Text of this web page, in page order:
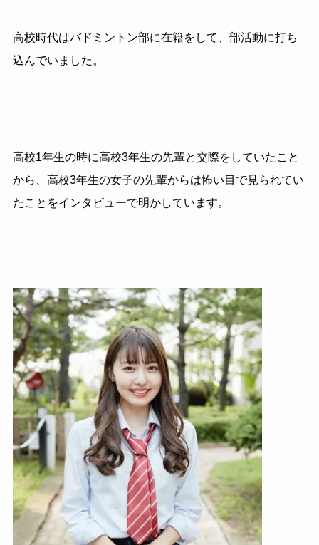
高校時代はバドミントン部に在籍をして、部活動に打ち
込んでいました。
高校1年生の時に高校3年生の先輩と交際をしていたこと
から、高校3年生の女子の先輩からは怖い目で見られてい
たことをインタビューで明かしています。